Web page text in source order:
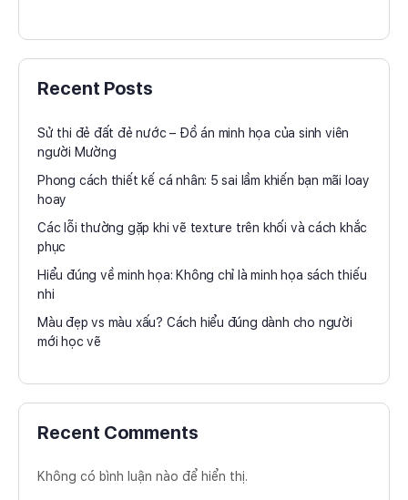
Recent Posts
Sử thi đẻ đất đẻ nước – Đồ án minh họa của sinh viên
người Mường
Phong cách thiết kế cá nhân: 5 sai lầm khiến bạn mãi loay
hoay
Các lỗi thường gặp khi vẽ texture trên khối và cách khắc
phục
Hiểu đúng về minh họa: Không chỉ là minh họa sách thiếu
nhi
Màu đẹp vs màu xấu? Cách hiểu đúng dành cho người
mới học vẽ
Recent Comments
Không có bình luận nào để hiển thị.